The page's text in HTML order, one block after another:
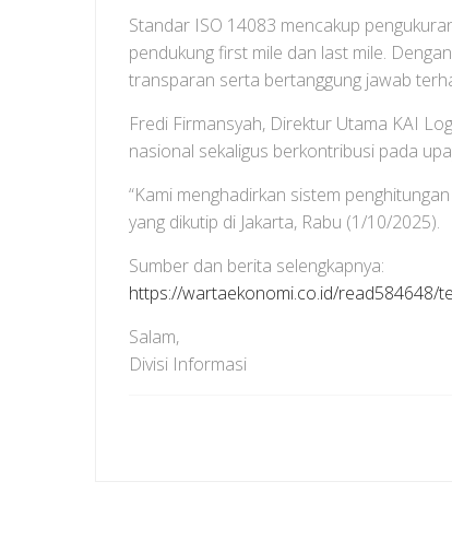
Standar ISO 14083 mencakup
pendukung first mile dan last mile.
transparan serta bertanggung jawab
Fredi Firmansyah, Direktur Utama KAI
nasional sekaligus berkontribusi pada
“Kami menghadirkan sistem
yang dikutip di Jakarta, Rabu (1/10/2025).
Sumber dan berita selengkapnya:
https://wartaekonomi.co.id/read584648/
Salam,
Divisi Informasi